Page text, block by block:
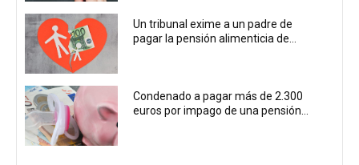
Un tribunal exime a un padre de
pagar la pensión alimenticia de...
Condenado a pagar más de 2.300
euros por impago de una pensión...